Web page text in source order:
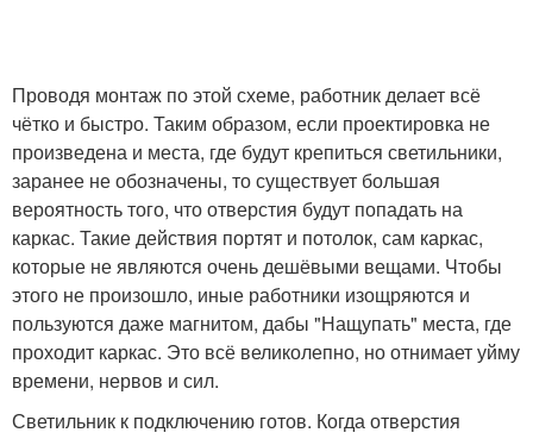
Проводя монтаж по этой схеме, работник делает всё
чётко и быстро. Таким образом, если проектировка не
произведена и места, где будут крепиться светильники,
заранее не обозначены, то существует большая
вероятность того, что отверстия будут попадать на
каркас. Такие действия портят и потолок, сам каркас,
которые не являются очень дешёвыми вещами. Чтобы
этого не произошло, иные работники изощряются и
пользуются даже магнитом, дабы "Нащупать" места, где
проходит каркас. Это всё великолепно, но отнимает уйму
времени, нервов и сил.
Светильник к подключению готов. Когда отверстия